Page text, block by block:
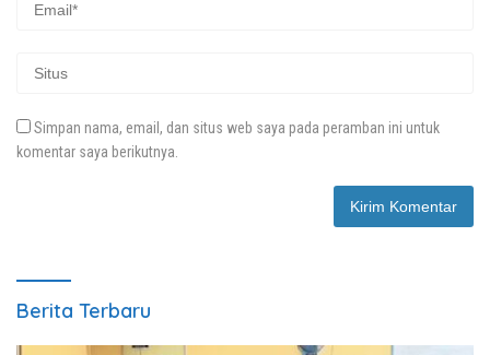
Simpan nama, email, dan situs web saya pada peramban ini untuk
komentar saya berikutnya.
Berita Terbaru